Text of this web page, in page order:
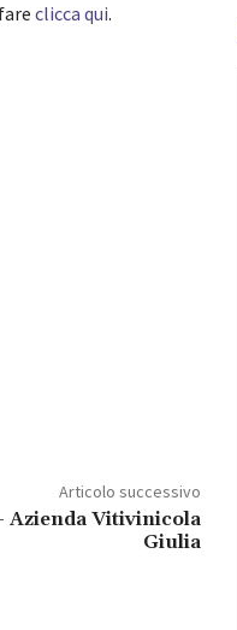
clicca qui.
Articolo successivo
Azienda Vitivinicola
Giulia